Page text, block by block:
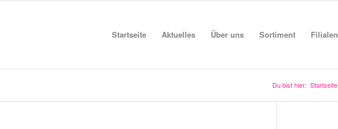
Startseite Aktuelles Über uns Sortiment Filialen
Du bist hier: Startseite